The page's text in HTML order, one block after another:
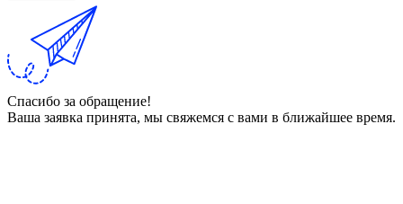
Спасибо за обращение!
Ваша заявка принята, мы свяжемся с вами в ближайшее время.